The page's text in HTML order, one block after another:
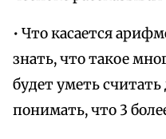
• Что касается
знать, что такое
будет уметь
понимать, что 3